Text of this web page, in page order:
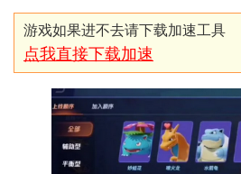
游戏如果进不去请下载加速工具
点我直接下载加速